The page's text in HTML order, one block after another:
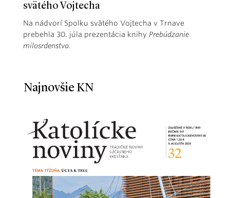
svätého Vojtecha
Na nádvorí Spolku svätého Vojtecha v Trnave
prebehla 30. júla prezentácia knihy Prebúdzanie
milosrdenstva.
Najnovšie KN